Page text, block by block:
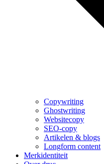
Copywriting
Ghostwriting
Websitecopy
SEO-copy
Artikelen & blogs
Longform content
Merkidentiteit